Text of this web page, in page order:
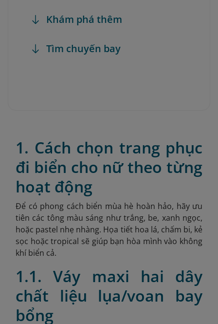
Khám phá thêm
Tìm chuyến bay
1. Cách chọn trang phục
đi biển cho nữ theo từng
hoạt động
Để có phong cách biển mùa hè hoàn hảo, hãy ưu
tiên các tông màu sáng như trắng, be, xanh ngọc,
hoặc pastel nhẹ nhàng. Họa tiết hoa lá, chấm bi, kẻ
sọc hoặc tropical sẽ giúp bạn hòa mình vào không
khí biển cả.
1.1. Váy maxi hai dây
chất liệu lụa/voan bay
bổng